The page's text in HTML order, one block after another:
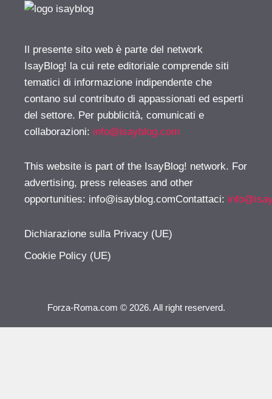
Il presente sito web è parte del network
IsayBlog! la cui rete editoriale comprende siti
tematici di informazione indipendente che
contano sul contributo di appassionati ed esperti
del settore. Per pubblicità, comunicati e
collaborazioni: info@isayblog.com
This website is part of the IsayBlog! network. For
advertising, press releases and other
opportunities: info@isayblog.comContattaci:
Dichiarazione sulla Privacy (UE)
Cookie Policy (UE)
Forza-Roma.com © 2026. All right reserverd.